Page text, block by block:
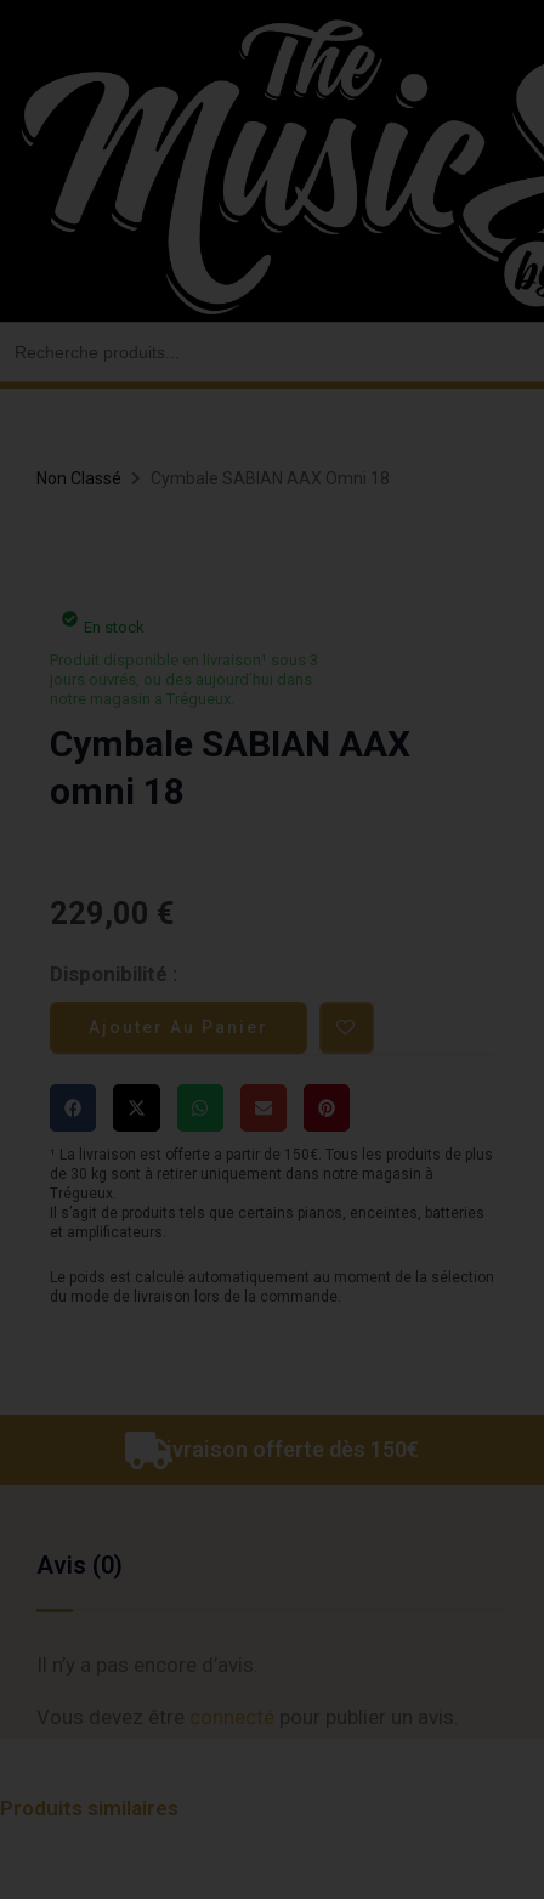
contenu
Non Classé Cymbale SABIAN AAX Omni 18
En stock
Produit disponible en livraison¹ sous 3
jours ouvrés, ou des aujourd’hui dans
notre magasin a Trégueux.
Cymbale SABIAN AAX
omni 18
229,00 €
Disponibilité :
quantité
de
Cymbale
SABIAN
AAX
omni
18
Ajouter Au Panier
¹ La livraison est offerte a partir de 150€. Tous les produits de plus
de 30 kg sont à retirer uniquement dans notre magasin à
Trégueux.
Il s’agit de produits tels que certains pianos, enceintes, batteries
et amplificateurs.
Le poids est calculé automatiquement au moment de la sélection
du mode de livraison lors de la commande.
Livraison offerte dès 150€
Avis (0)
connecté
Produits similaires